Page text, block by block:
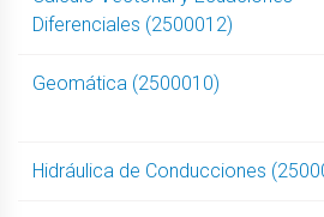
Diferenciales (2500012)
Geomática (2500010)
Hidráulica de Conducciones